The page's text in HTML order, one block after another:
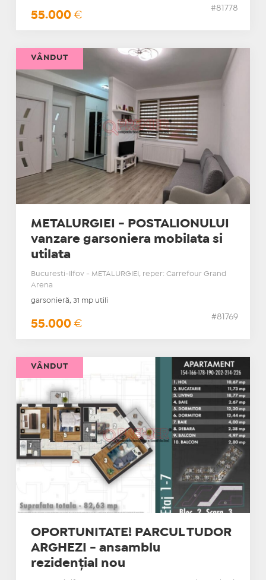
55.000 €
#81778
METALURGIEI - POSTALIONULUI
vanzare garsoniera mobilata si
utilata
Bucuresti-Ilfov - METALURGIEI, reper: Carrefour Grand
Arena
garsonieră, 31 mp utili
55.000 €
#81769
VÂNDUT
OPORTUNITATE! PARCUL TUDOR
ARGHEZI - ansamblu
rezidențial nou
VÂNDUT